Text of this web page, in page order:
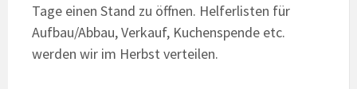
Tage einen Stand zu öffnen. Helferlisten für
Aufbau/Abbau, Verkauf, Kuchenspende etc.
werden wir im Herbst verteilen.